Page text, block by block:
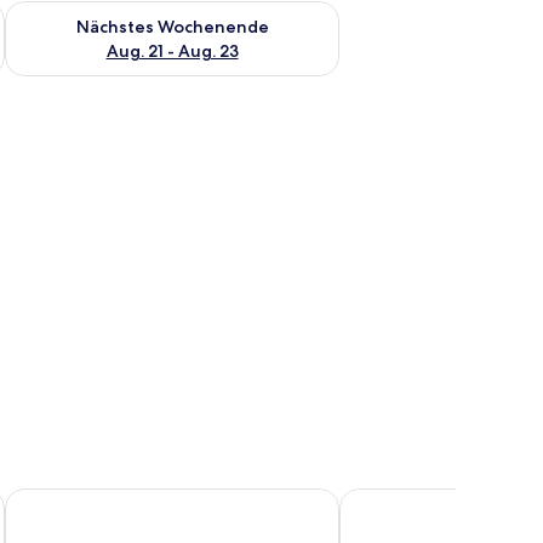
Aug. 14 - Aug. 16.
Nächstes Wochenende
Aug. 21 - Aug. 23
Überprüfe die Verfügbarkeit für nächstes Wochenende, Aug.
Arbeitsplatz
Hotel Lamm Sonnenhof Hotel &